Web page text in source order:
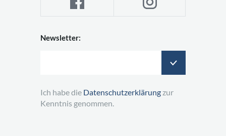
Newsletter:
Ich habe die Datenschutzerklärung zur
Kenntnis genommen.